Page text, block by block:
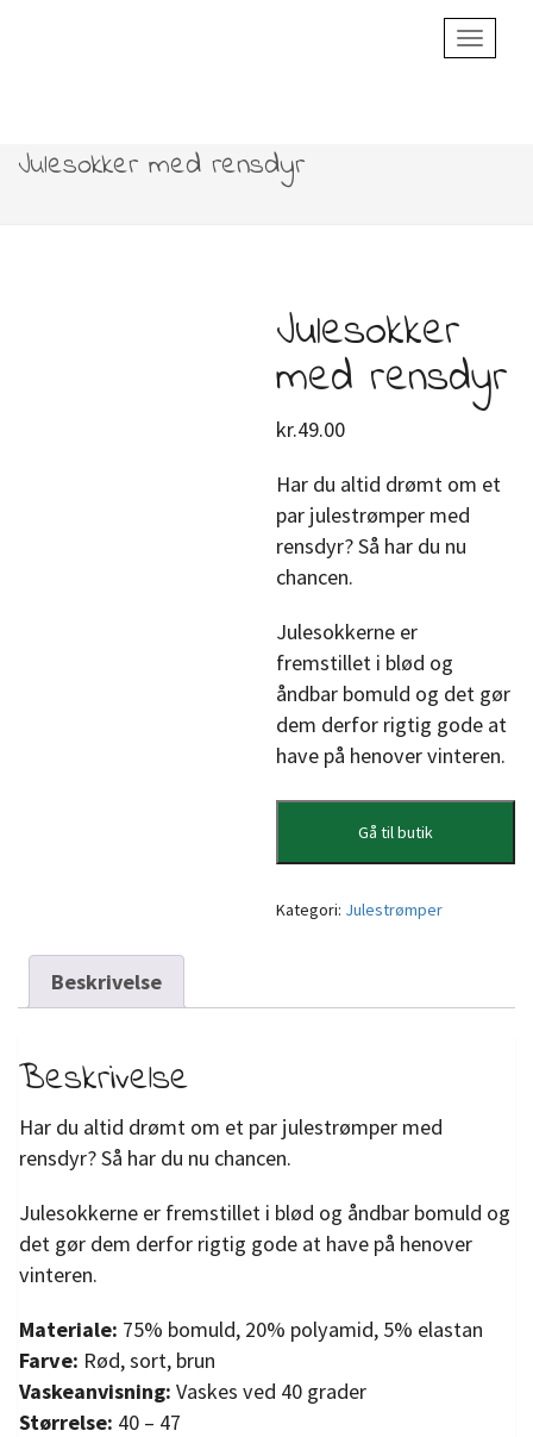
Toggle
Julesokker med rensdyr
Julesokker
med rensdyr
kr.49.00
Har du altid drømt om et
par julestrømper med
rensdyr? Så har du nu
chancen.
Julesokkerne er
fremstillet i blød og
åndbar bomuld og det gør
dem derfor rigtig gode at
have på henover vinteren.
Gå til butik
Kategori: Julestrømper
Beskrivelse
Beskrivelse
Har du altid drømt om et par julestrømper med
rensdyr? Så har du nu chancen.
Julesokkerne er fremstillet i blød og åndbar bomuld og
det gør dem derfor rigtig gode at have på henover
vinteren.
Materiale: 75% bomuld, 20% polyamid, 5% elastan
Farve: Rød, sort, brun
Vaskeanvisning: Vaskes ved 40 grader
Størrelse: 40 – 47